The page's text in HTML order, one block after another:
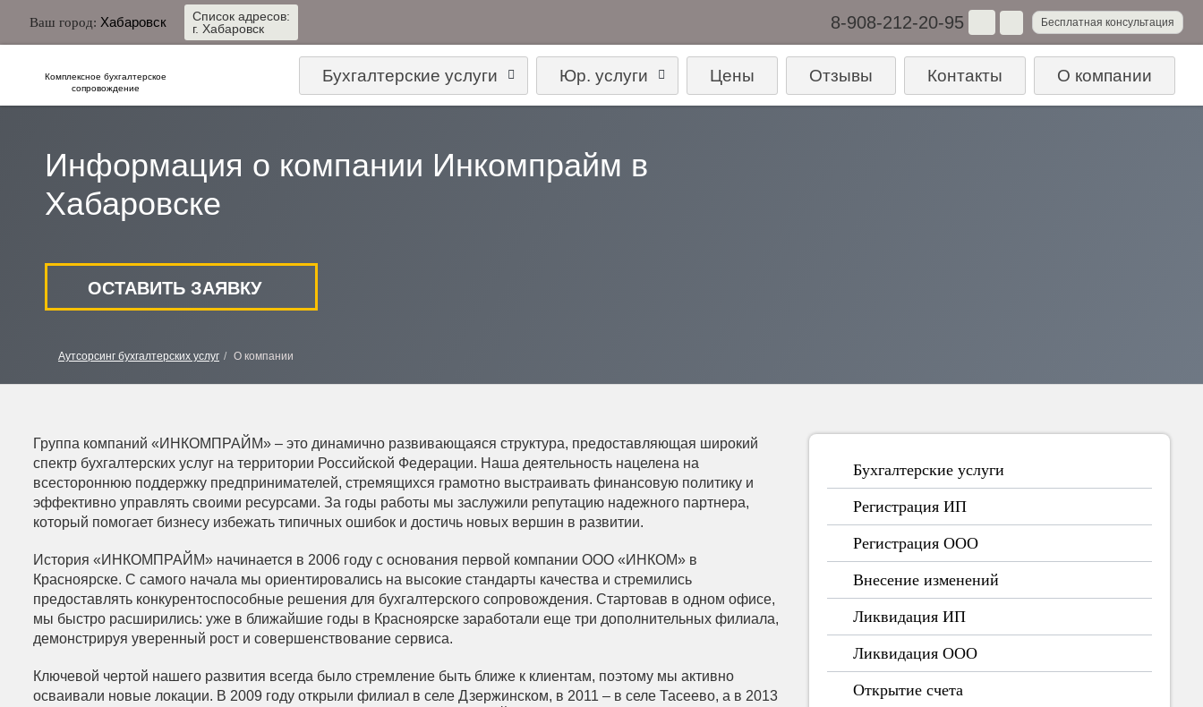
Ваш город: Хабаровск
Список адресов:
г. Хабаровск
8-908-212-20-95 Бесплатная консультация
Комплексное бухгалтерское
сопровождение
Бухгалтерские услуги Юр. услуги Цены Отзывы Контакты О компании
Информация о компании Инкомпрайм в
Хабаровске
ОСТАВИТЬ ЗАЯВКУ
Аутсорсинг бухгалтерских услуг О компании
Группа компаний «ИНКОМПРАЙМ» – это динамично развивающаяся структура, предоставляющая широкий
спектр бухгалтерских услуг на территории Российской Федерации. Наша деятельность нацелена на
всестороннюю поддержку предпринимателей, стремящихся грамотно выстраивать финансовую политику и
эффективно управлять своими ресурсами. За годы работы мы заслужили репутацию надежного партнера,
который помогает бизнесу избежать типичных ошибок и достичь новых вершин в развитии.
История «ИНКОМПРАЙМ» начинается в 2006 году с основания первой компании ООО «ИНКОМ» в
Красноярске. С самого начала мы ориентировались на высокие стандарты качества и стремились
предоставлять конкурентоспособные решения для бухгалтерского сопровождения. Стартовав в одном офисе,
мы быстро расширились: уже в ближайшие годы в Красноярске заработали еще три дополнительных филиала,
демонстрируя уверенный рост и совершенствование сервиса.
Ключевой чертой нашего развития всегда было стремление быть ближе к клиентам, поэтому мы активно
осваивали новые локации. В 2009 году открыли филиал в селе Дзержинском, в 2011 – в селе Тасеево, а в 2013
Бухгалтерские услуги
Регистрация ИП
Регистрация ООО
Внесение изменений
Ликвидация ИП
Ликвидация ООО
Открытие счета